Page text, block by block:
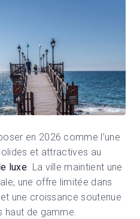
en 2026 comme l’une
et attractives au
luxe. La ville maintient une
une offre limitée dans
une croissance soutenue
haut de gamme.